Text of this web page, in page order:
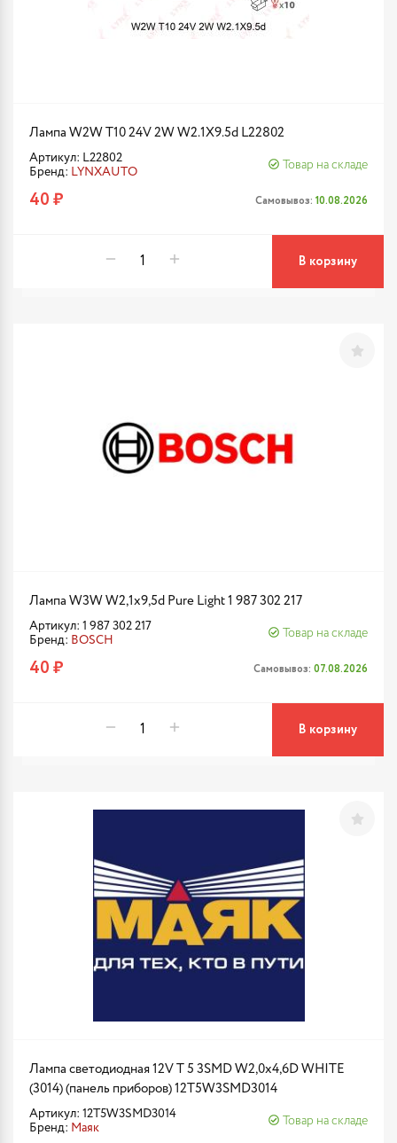
Лампа W2W T10 24V 2W W2.1X9.5d L22802
Артикул: L22802
Бренд: LYNXAUTO
Товар на складе
40 ₽ Самовывоз: 10.08.2026
В корзину
Лампа W3W W2,1x9,5d Pure Light 1 987 302 217
Артикул: 1 987 302 217
Бренд: BOSCH
Товар на складе
40 ₽ Самовывоз: 07.08.2026
В корзину
Лампа светодиодная 12V T 5 3SMD W2,0x4,6D WHITE
(3014) (панель приборов) 12T5W3SMD3014
Артикул: 12T5W3SMD3014
Бренд: Маяк
Товар на складе